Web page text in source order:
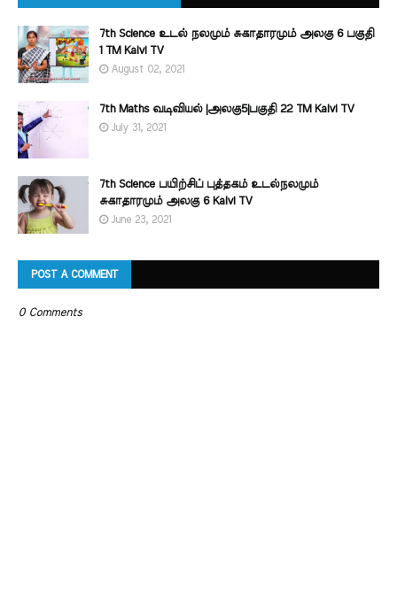
7th Science உடல் நலமும் சுகாதாரமும் அலகு 6 பகுதி
1 TM Kalvi TV
August 02, 2021
7th Maths வடிவியல் |அலகு5|பகுதி 22 TM Kalvi TV
July 31, 2021
7th Science பயிற்சிப் புத்தகம் உடல்நலமும்
சுகாதாரமும் அலகு 6 Kalvi TV
June 23, 2021
POST A COMMENT
0 Comments